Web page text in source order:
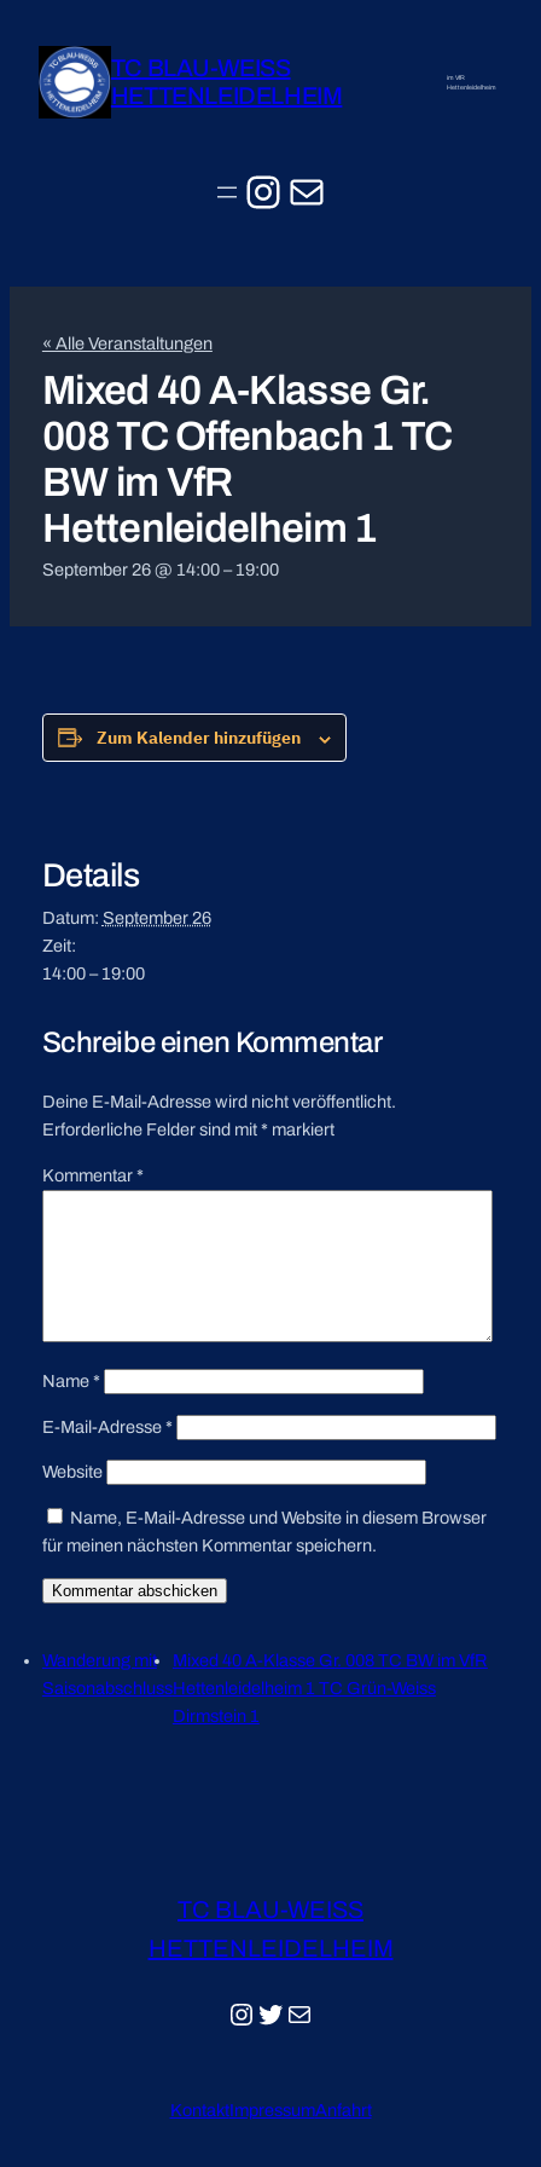
TC BLAU-WEISS
HETTENLEIDELHEIM
im VfR
Hettenleidelheim
Instagram
E-Mail
« Alle Veranstaltungen
Mixed 40 A-Klasse Gr.
008 TC Offenbach 1 TC
BW im VfR
Hettenleidelheim 1
September 26 @ 14:00–19:00
Zum Kalender hinzufügen
Details
Datum: September 26
Zeit:
14:00 – 19:00
Schreibe einen Kommentar
Deine E-Mail-Adresse wird nicht veröffentlicht.
Erforderliche Felder sind mit* markiert
Kommentar*
Name*
E-Mail-Adresse*
Website
Name, E-Mail-Adresse und Website in diesem Browser
für meinen nächsten Kommentar speichern.
Wanderung mit
Saisonabschluss
Mixed 40 A-Klasse Gr. 008 TC BW im VfR
Hettenleidelheim 1 TC Grün-Weiss
Dirmstein 1
TC BLAU-WEISS
HETTENLEIDELHEIM
Instagram
Twitter
E-Mail
KontaktImpressumAnfahrt